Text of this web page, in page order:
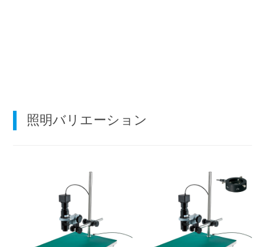
照明バリエーション